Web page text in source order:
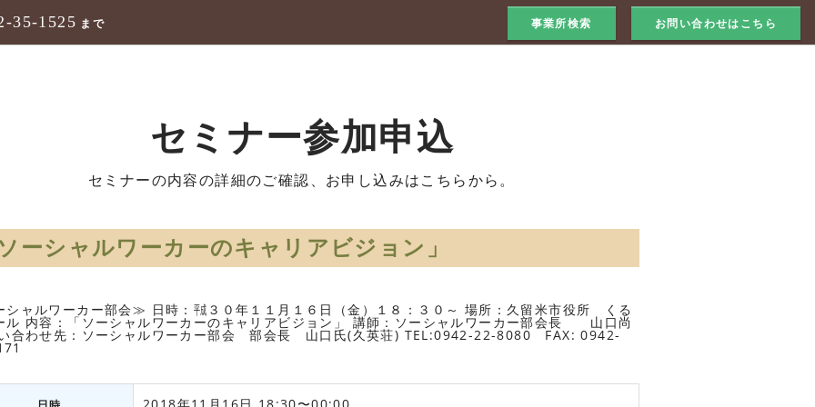
35-1525 まで 事業所検索 お問い合わせはこちら
セミナー参加申込
セミナーの内容の詳細のご確認、お申し込みはこちらから。
ーシャルワーカーのキャリアビジョン」
ャルワーカー部会≫ 日時：㍻３０年１１月１６日（金）１８：３０～ 場所：久留米市役所 くる
ル 内容：「ソーシャルワーカーのキャリアビジョン」 講師：ソーシャルワーカー部会長 山口尚
合わせ先：ソーシャルワーカー部会 部会長 山口氏(久英荘) TEL:0942-22-8080 FAX: 0942-